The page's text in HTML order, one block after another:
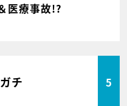
医療事故!?
チ 5